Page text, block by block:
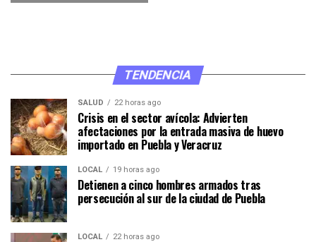
TENDENCIA
SALUD 22 horas ago
Crisis en el sector avícola: Advierten
afectaciones por la entrada masiva de huevo
importado en Puebla y Veracruz
LOCAL 19 horas ago
Detienen a cinco hombres armados tras
persecución al sur de la ciudad de Puebla
LOCAL 22 horas ago